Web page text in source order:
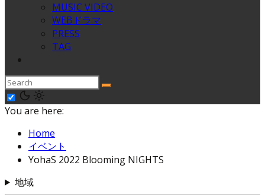
MUSIC VIDEO
WEBドラマ
PRESS
TAG
You are here:
Home
イベント
YohaS 2022 Blooming NIGHTS
地域